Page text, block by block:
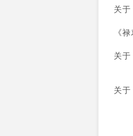
关
《
关
关